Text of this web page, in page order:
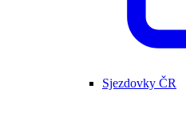
Sjezdovky ČR